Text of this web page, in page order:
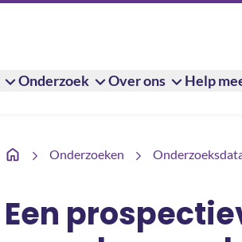
Onderzoek Over ons Help
Onderzoeken
Een prospectieve multicenter studie naar
Een